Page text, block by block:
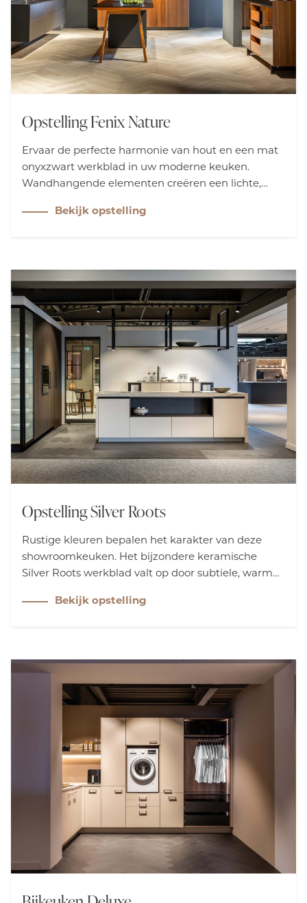
Opstelling Fenix Nature
Ervaar de perfecte harmonie van hout en een mat
onyxzwart werkblad in uw moderne keuken.
Wandhangende elementen creëren een lichte,
met een bijpassende eettafel voor optimale
Bekijk opstelling
Opstelling Silver Roots
Rustige kleuren bepalen het karakter van deze
showroomkeuken. Het bijzondere keramische
Silver Roots werkblad valt op door subtiele, warme
en Bora-apparatuur, combineert deze keuken
Bekijk opstelling